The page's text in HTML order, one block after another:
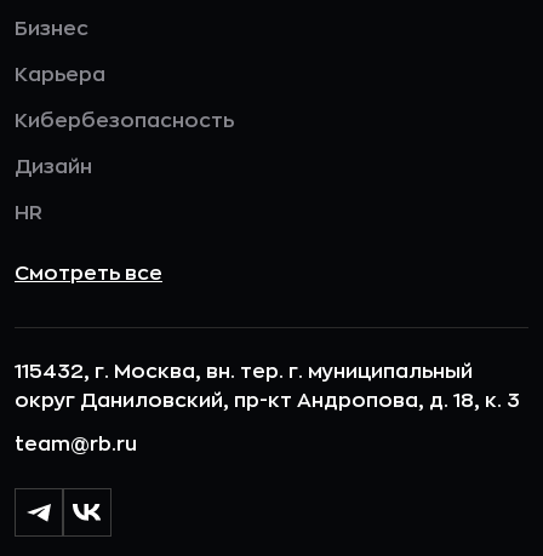
Бизнес
Карьера
Кибербезопасность
Дизайн
HR
Смотреть все
115432, г. Москва, вн. тер. г. муниципальный
округ Даниловский, пр-кт Андропова, д. 18, к. 3
team@rb.ru